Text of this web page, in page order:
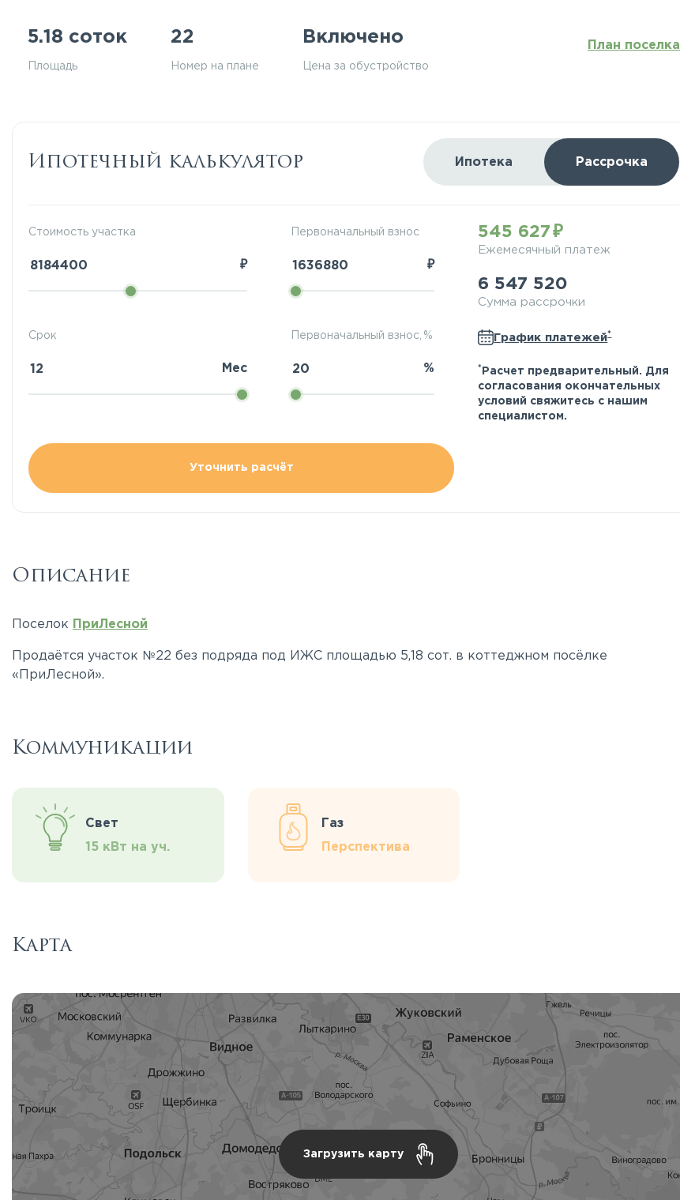
5.18 соток
Площадь
22
Номер на плане
Включено
Цена за обустройство
План поселка
Ипотечный калькулятор Ипотека Рассрочка
Стоимость участка
₽
Первоначальный взнос
₽
Срок
Мес
Первоначальный взнос, %
%
Уточнить расчёт
545 627
Ежемесячный платеж
6 547 520
Сумма рассрочки
График платежей*
* Расчет предварительный. Для
согласования окончательных
условий свяжитесь с нашим
специалистом.
Описание
Поселок ПриЛесной
Продаётся участок №22 без подряда под ИЖС площадью 5,18 сот. в коттеджном посёлке
«ПриЛесной».
Коммуникации
Свет
15 кВт на уч.
Газ
Перспектива
Карта
Загрузить карту